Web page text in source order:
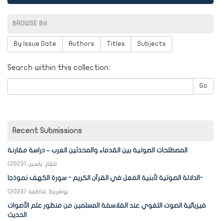
BROWSE BY
By Issue Date Authors Titles Subjects
Search within this collection:
Go
Recent Submissions
المصطلحات الصوتية بين القدماء والمحدثين العرب – دراسة مقارنة
لنقار, ياسين (
2023
)
الدلالة الصوتية لأبنية الفعل في القرآن الكريم - سورة الكهف نموذجا-
بوشريط, فاطمة (
2022
)
فيزيائية الصوت اللغوي عند الفلاسفة المسلمين من منظور علم الأصوات
الحديث